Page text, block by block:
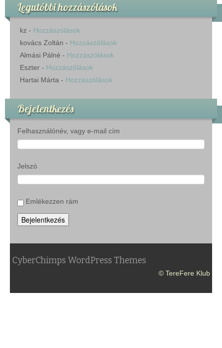
Legutóbbi hozzászólások
kz - Hozzászólások
kovács Zoltán - Hozzászólások
Almási Pálné - Hozzászólások
Eszter - Hozzászólások
Hartai Márta - Hozzászólások
Bejelentkezés
Felhasználónév, vagy e-mail cím
Jelszó
Emlékezzen rám
Bejelentkezés
CyberChimps WordPress Themes
© TereFere Klub